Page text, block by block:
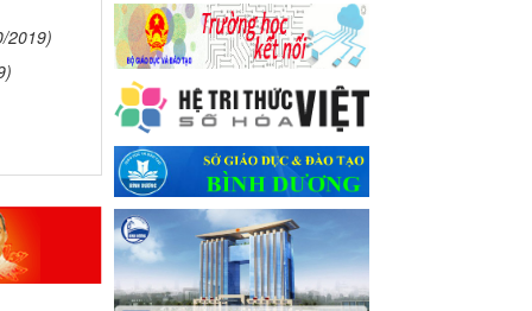
2019)
Ngày ban hành: 04/03/2024
Kế hoạch Triển khai công
tác tuyên truyền, đảm bảo
trật tự, an toàn giao thông
năm 2024 tại các cơ sở giáo
dục trên địa bàn thị xã Bến
Cát
Kế hoạch Triển khai công tác
tuyên truyền, đảm bảo trật tự,
an toàn giao thông năm 2024
tại các cơ sở giáo dục trên địa
bàn thị xã Bến Cát